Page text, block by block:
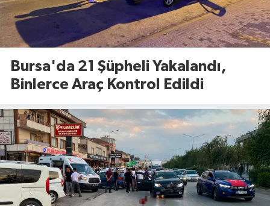
Bursa'da 21 Şüpheli Yakalandı,
Binlerce Araç Kontrol Edildi